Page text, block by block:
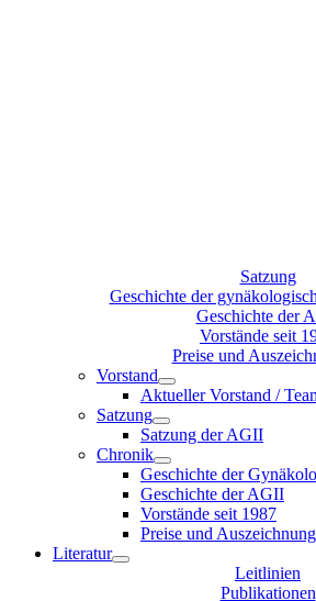
Satzung
Geschichte der
Geschichte der
Vorstände seit
Preise und
Vorstand
Aktueller Vorstand /
Satzung
Satzung der AGII
Chronik
Geschichte der
Geschichte der AGII
Vorstände seit 1987
Preise und
Literatur
Leitlinien
Publikationen